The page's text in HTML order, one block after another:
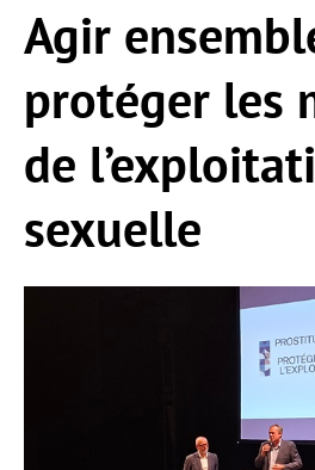
Agir
protéger les
de
sexuelle